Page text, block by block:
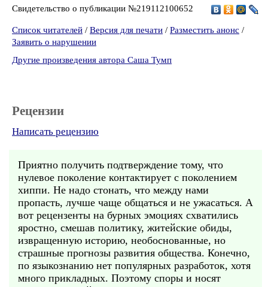
Свидетельство о публикации №219112100652
Список читателей / Версия для печати / Разместить анонс /
Заявить о нарушении
Другие произведения автора Саша Тумп
Рецензии
Написать рецензию
Приятно получить подтверждение тому, что
нулевое поколение контактирует с поколением
хиппи. Не надо стонать, что между нами
пропасть, лучше чаще общаться и не ужасаться. А
вот рецензенты на бурных эмоциях схватились
яростно, смешав политику, житейские обиды,
извращенную историю, необоснованные, но
страшные прогнозы развития общества. Конечно,
по языкознанию нет популярных разработок, хотя
много прикладных. Поэтому споры и носят